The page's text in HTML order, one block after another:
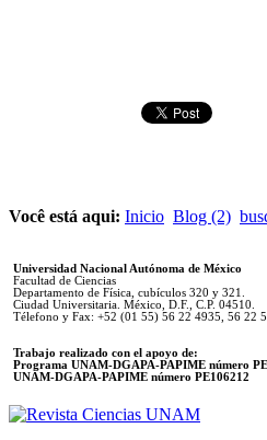
Você está aqui: Inicio Blog (2)
Universidad Nacional Autónoma de México
Facultad de Ciencias
Departamento de Física, cubículos 320 y 321.
Ciudad Universitaria. México, D.F., C.P. 04510.
Télefono y Fax: +52 (01 55) 56 22 4935, 56 22
Trabajo realizado con el apoyo de:
Programa UNAM-DGAPA-PAPIME número
UNAM-DGAPA-PAPIME número PE106212